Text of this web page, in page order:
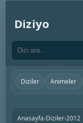
Diziyo
Diziler Animeler
Anasayfa›Diziler›2012